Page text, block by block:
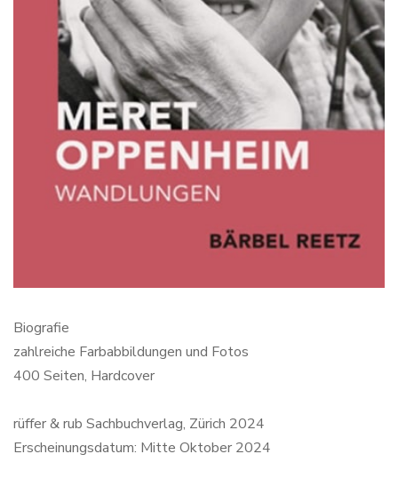
Biografie
zahlreiche Farbabbildungen und Fotos
400 Seiten, Hardcover
rüffer & rub Sachbuchverlag, Zürich 2024
Erscheinungsdatum: Mitte Oktober 2024